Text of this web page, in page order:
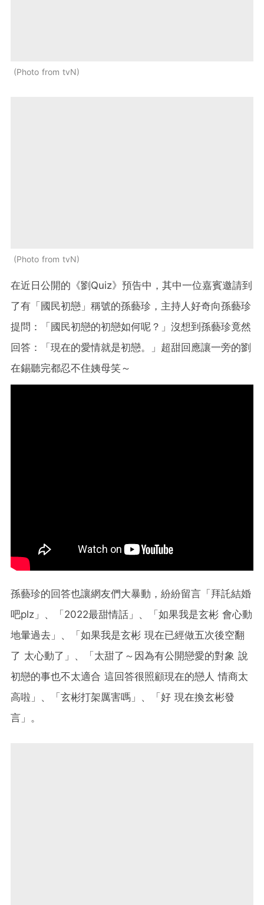
Photo from tvN
Photo from tvN
在近日公開的《劉Quiz》預告中，其中一位嘉賓邀請到
了有「國民初戀」稱號的孫藝珍，主持人好奇向孫藝珍
提問：「國民初戀的初戀如何呢？」沒想到孫藝珍竟然
回答：「現在的愛情就是初戀。」超甜回應讓一旁的劉
在錫聽完都忍不住姨母笑～
孫藝珍的回答也讓網友們大暴動，紛紛留言「拜託結婚
吧plz」、「2022最甜情話」、「如果我是玄彬 會心動
地暈過去」、「如果我是玄彬 現在已經做五次後空翻
了 太心動了」、「太甜了～因為有公開戀愛的對象 說
初戀的事也不太適合 這回答很照顧現在的戀人 情商太
高啦」、「玄彬打架厲害嗎」、「好 現在換玄彬發
言」。